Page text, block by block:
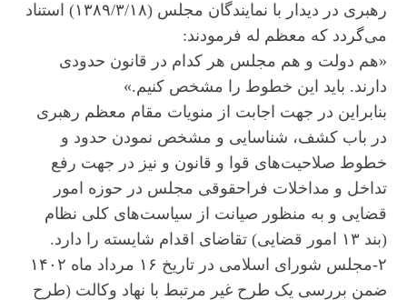
رهبری در دیدار با نمایندگان مجلس (۱۳۸۹/۳/۱۸) استناد
می‌گردد که معظم له فرمودند:
«هم دولت و هم مجلس هر کدام در قانون حدودی
دارند. باید این خطوط را مشخص کنیم.»
بنابراین در جهت اجابت از منویات مقام معظم رهبری
در باب کشف، شناسایی و مشخص نمودن حدود و
خطوط صلاحیت‌های قوا و قانون و نیز در جهت رفع
تداخل و مداخلات فراحقوقی مجلس در حوزه امور
قضایی و به منظور صیانت از سیاست‌های کلی نظام
(بند ۱۳ امور قضایی) تقاضای اقدام شایسته را دارد.
۲-مجلس شورای اسلامی در تاریخ ۱۶ مرداد ماه ۱۴۰۲
ضمن بررسی یک طرح غیر مرتبط با نهاد وکالت (طرح